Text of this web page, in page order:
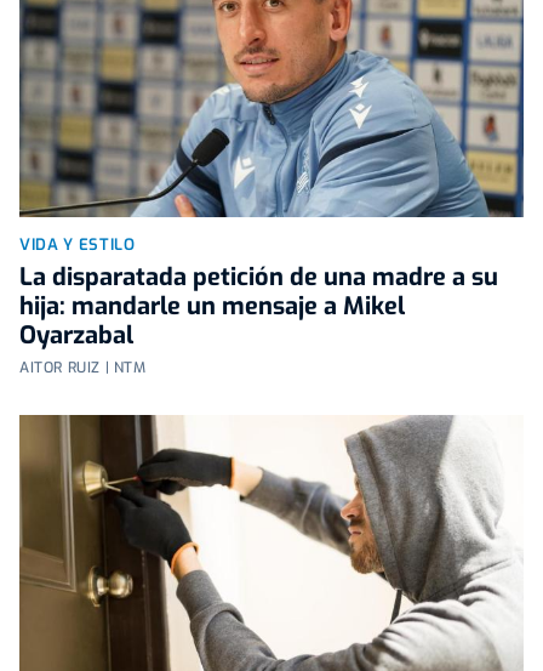
VIDA Y ESTILO
La disparatada petición de una madre a su
hija: mandarle un mensaje a Mikel
Oyarzabal
AITOR RUIZ | NTM